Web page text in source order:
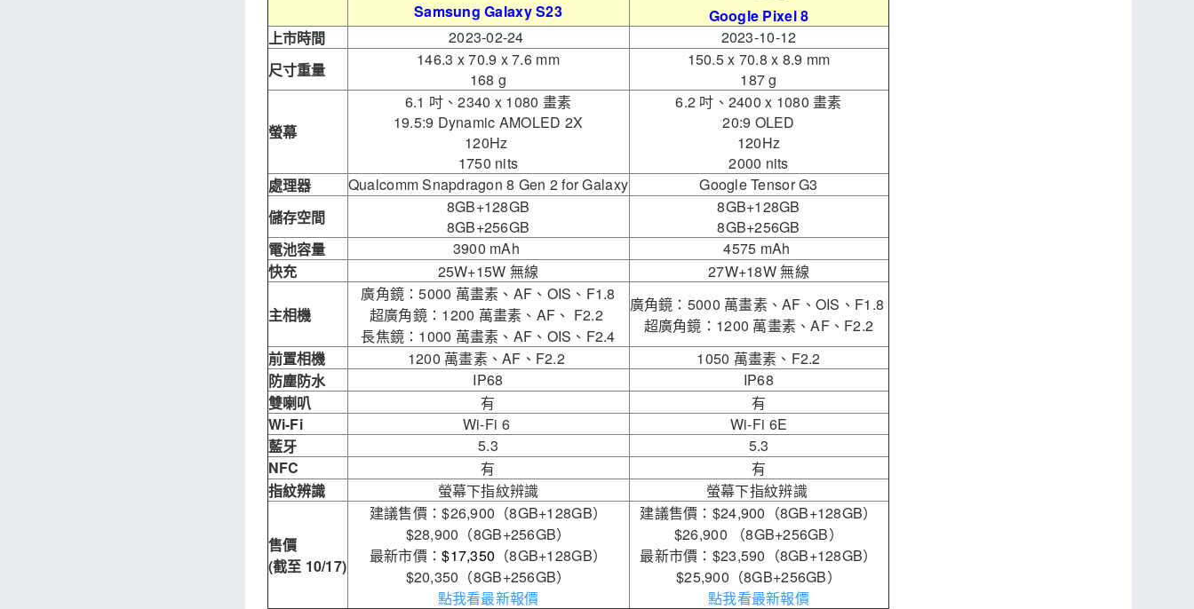
Samsung Galaxy S23
Google Pixel 8
上市時間
2023-02-24
2023-10-12
尺寸重量
146.3 x 70.9 x 7.6 mm
168 g
150.5 x 70.8 x 8.9 mm
187 g
螢幕
6.1 吋、2340 x 1080 畫素
19.5:9 Dynamic AMOLED 2X
120Hz
1750 nits
6.2 吋、2400 x 1080 畫素
20:9 OLED
120Hz
2000 nits
處理器
Qualcomm Snapdragon 8 Gen 2 for Galaxy
Google Tensor G3
儲存空間
8GB+128GB
8GB+256GB
8GB+128GB
8GB+256GB
電池容量
3900 mAh
4575 mAh
快充
25W+15W 無線 27W+18W 無線
主相機
廣角鏡：5000 萬畫素、AF、OIS、F1.8
超廣角鏡：1200 萬畫素、AF、 F2.2
長焦鏡：1000 萬畫素、AF、OIS、F2.4
廣角鏡：5000 萬畫素、AF、OIS、F1.8
超廣角鏡：1200 萬畫素、AF、F2.2
前置相機
1200 萬畫素、AF、F2.2
1050 萬畫素、F2.2
防塵防水
IP68
IP68
雙喇叭
有
有
Wi-Fi
Wi-Fi 6
Wi-Fi 6E
藍牙
5.3
5.3
NFC
有
有
指紋辨識
螢幕下指紋辨識 螢幕下指紋辨識
售價
(截至 10/17)
建議售價：$26,900（8GB+128GB）
$28,900（8GB+256GB）
最新市價：$17,350 （8GB+128GB）
$20,350（8GB+256GB）
點我看最新報價
建議售價：$24,900（8GB+128GB）
$26,900 （8GB+256GB）
最新市價：$23,590（8GB+128GB）
$25,900（8GB+256GB）
點我看最新報價